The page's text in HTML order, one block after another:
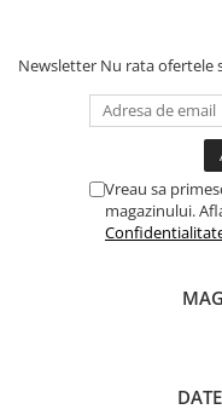
Newsletter Nu rata ofertele
Vreau sa
magazinului.